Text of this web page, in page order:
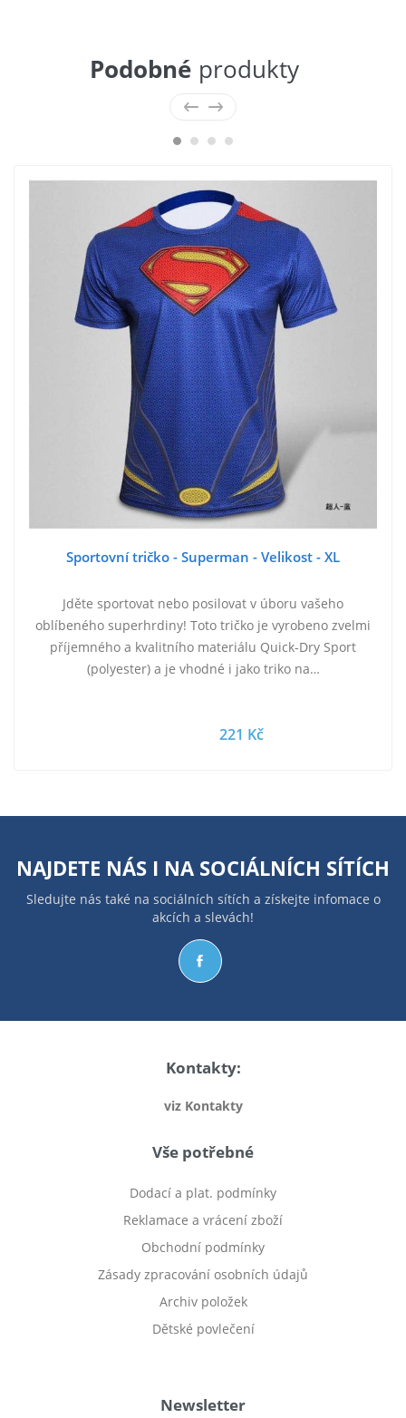
Podobné produkty
Sportovní tričko - Superman - Velikost - XL
Jděte sportovat nebo posilovat v úboru vašeho
oblíbeného superhrdiny! Toto tričko je vyrobeno zvelmi
příjemného a kvalitního materiálu Quick-Dry Sport
(polyester) a je vhodné i jako triko na…
221 Kč
NAJDETE NÁS I NA SOCIÁLNÍCH SÍTÍCH
Sledujte nás také na sociálních sítích a získejte infomace o
akcích a slevách!
Kontakty:
viz Kontakty
Vše potřebné
Dodací a plat. podmínky
Reklamace a vrácení zboží
Obchodní podmínky
Zásady zpracování osobních údajů
Archiv položek
Dětské povlečení
Newsletter